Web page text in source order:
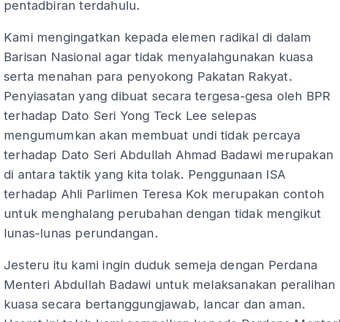
pentadbiran terdahulu.
Kami mengingatkan kepada elemen radikal di dalam
Barisan Nasional agar tidak menyalahgunakan kuasa
serta menahan para penyokong Pakatan Rakyat.
Penyiasatan yang dibuat secara tergesa-gesa oleh BPR
terhadap Dato Seri Yong Teck Lee selepas
mengumumkan akan membuat undi tidak percaya
terhadap Dato Seri Abdullah Ahmad Badawi merupakan
di antara taktik yang kita tolak. Penggunaan ISA
terhadap Ahli Parlimen Teresa Kok merupakan contoh
untuk menghalang perubahan dengan tidak mengikut
lunas-lunas perundangan.
Jesteru itu kami ingin duduk semeja dengan Perdana
Menteri Abdullah Badawi untuk melaksanakan peralihan
kuasa secara bertanggungjawab, lancar dan aman.